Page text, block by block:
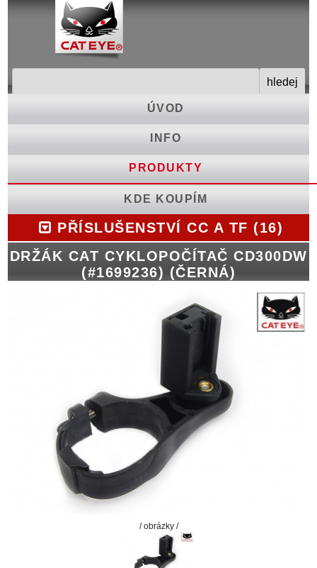
ÚVOD
INFO
PRODUKTY
KDE KOUPÍM
PŘÍSLUŠENSTVÍ CC A TF (16)
DRŽÁK CAT CYKLOPOČÍTAČ CD300DW
(#1699236) (ČERNÁ)
/ obrázky /